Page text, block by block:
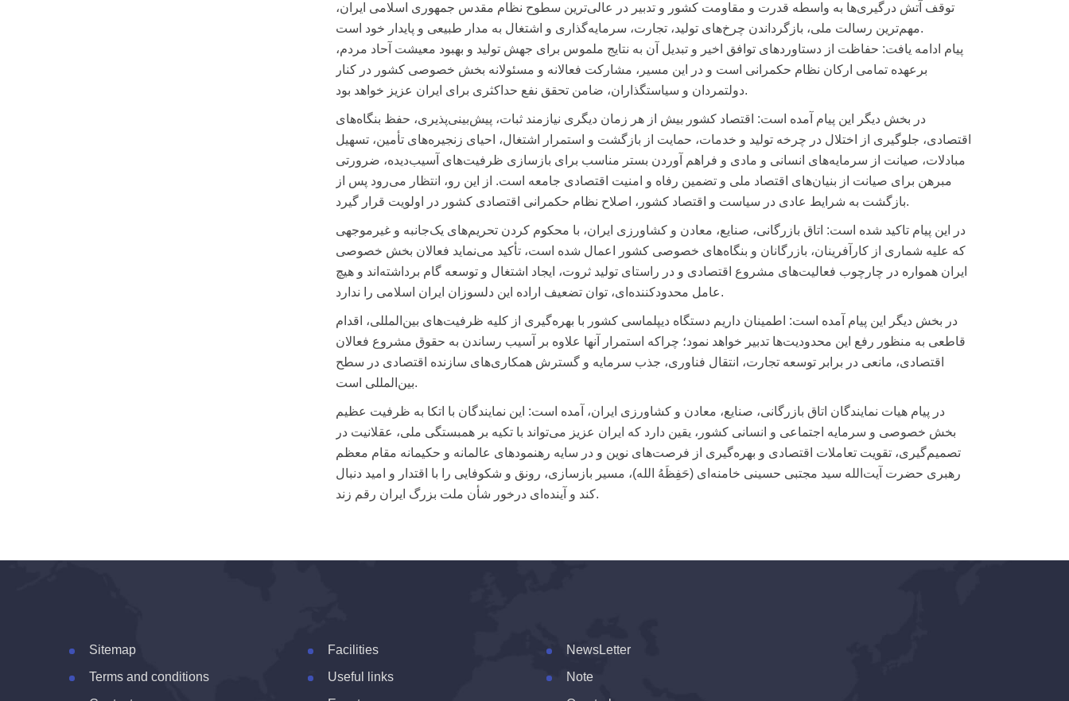
توقف آتش درگیری‌ها به واسطه قدرت و مقاومت کشور و تدبیر در عالی‌ترین سطوح نظام مقدس جمهوری اسلامی ایران،
مهم‌ترین رسالت ملی، بازگرداندن چرخ‌های تولید، تجارت، سرمایه‌گذاری و اشتغال به مدار طبیعی و پایدار خود است.
پیام ادامه یافت: حفاظت از دستاوردهای توافق اخیر و تبدیل آن به نتایج ملموس برای جهش تولید و بهبود معیشت آحاد مردم،
برعهده تمامی ارکان نظام حکمرانی است و در این مسیر، مشارکت فعالانه و مسئولانه بخش خصوصی کشور در کنار
دولتمردان و سیاستگذاران، ضامن تحقق نفع حداکثری برای ایران عزیز خواهد بود.
در بخش دیگر این پیام آمده است: اقتصاد کشور بیش از هر زمان دیگری نیازمند ثبات، پیش‌بینی‌پذیری، حفظ بنگاه‌های
اقتصادی، جلوگیری از اختلال در چرخه تولید و خدمات، حمایت از بازگشت و استمرار اشتغال، احیای زنجیره‌های تأمین، تسهیل
مبادلات، صیانت از سرمایه‌های انسانی و مادی و فراهم آوردن بستر مناسب برای بازسازی ظرفیت‌های آسیب‌دیده، ضرورتی
مبرهن برای صیانت از بنیان‌های اقتصاد ملی و تضمین رفاه و امنیت اقتصادی جامعه است. از این رو، انتظار می‌رود پس از
بازگشت به شرایط عادی در سیاست و اقتصاد کشور، اصلاح نظام حکمرانی اقتصادی کشور در اولویت قرار گیرد.
در این پیام تاکید شده است: اتاق بازرگانی، صنایع، معادن و کشاورزی ایران، با محکوم کردن تحریم‌های یک‌جانبه و غیرموجهی
که علیه شماری از کارآفرینان، بازرگانان و بنگاه‌های خصوصی کشور اعمال شده است، تأکید می‌نماید فعالان بخش خصوصی
ایران همواره در چارچوب فعالیت‌های مشروع اقتصادی و در راستای تولید ثروت، ایجاد اشتغال و توسعه گام برداشته‌اند و هیچ
عامل محدودکننده‌ای، توان تضعیف اراده این دلسوزان ایران اسلامی را ندارد.
در بخش دیگر این پیام آمده است: اطمینان داریم دستگاه دیپلماسی کشور با بهره‌گیری از کلیه ظرفیت‌های بین‌المللی، اقدام
قاطعی به منظور رفع این محدودیت‌ها تدبیر خواهد نمود؛ چراکه استمرار آنها علاوه بر آسیب رساندن به حقوق مشروع فعالان
اقتصادی، مانعی در برابر توسعه تجارت، انتقال فناوری، جذب سرمایه و گسترش همکاری‌های سازنده اقتصادی در سطح
بین‌المللی است.
در پیام هیات نمایندگان اتاق بازرگانی، صنایع، معادن و کشاورزی ایران، آمده است: این نمایندگان با اتکا به ظرفیت عظیم
بخش خصوصی و سرمایه اجتماعی و انسانی کشور، یقین دارد که ایران عزیز می‌تواند با تکیه بر همبستگی ملی، عقلانیت در
تصمیم‌گیری، تقویت تعاملات اقتصادی و بهره‌گیری از فرصت‌های نوین و در سایه رهنمودهای عالمانه و حکیمانه مقام معظم
رهبری حضرت آیت‌الله سید مجتبی حسینی خامنه‌ای (حَفِظَهُ الله)، مسیر بازسازی، رونق و شکوفایی را با اقتدار و امید دنبال
کند و آینده‌ای درخور شأن ملت بزرگ ایران رقم زند.
Sitemap
Terms and conditions
Facilities
Useful links
NewsLetter
Note